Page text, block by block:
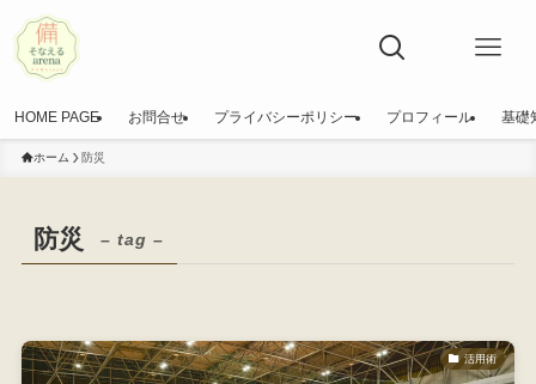
HOME PAGE お問合せ プライバシーポリシー プロフィール 基礎
ホーム 防災
防災 – tag –
活用術